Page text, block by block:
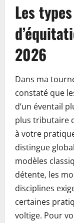
Les
2026
Dans ma
constaté que
d’un éventail
plus tributaire
à votre
distingue
modèles
détente, les
disciplines
certaines
voltige. Pour